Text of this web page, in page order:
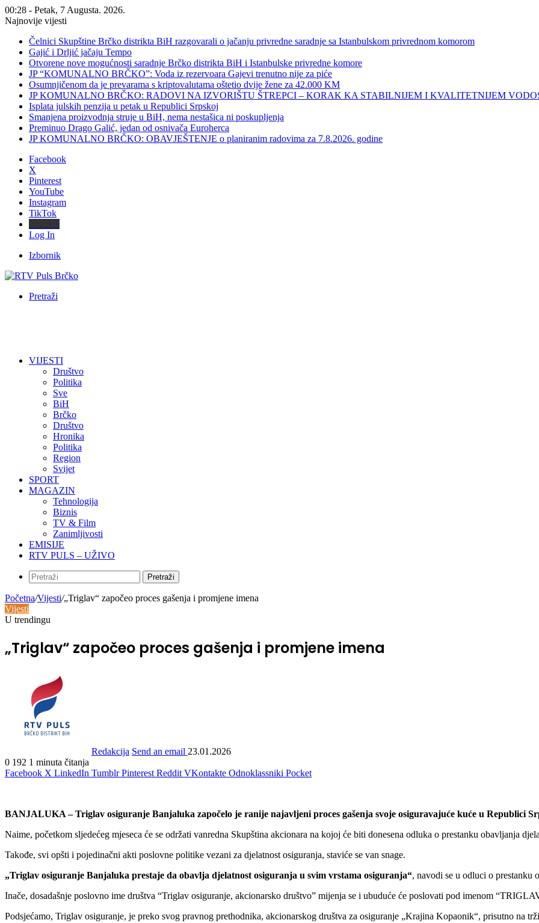
00:28 - Petak, 7 Augusta. 2026.
Najnovije vijesti
Čelnici Skupštine Brčko distrikta BiH razgovarali o jačanju privredne saradnje sa Istanbulskom privrednom komorom
Gajić i Drljić jačaju Tempo
Otvorene nove mogućnosti saradnje Brčko distrikta BiH i Istanbulske privredne komore
JP “KOMUNALNO BRČKO”: Voda iz rezervoara Gajevi trenutno nije za piće
Osumnjičenom da je prevarama s kriptovalutama oštetio dvije žene za 42.000 KM
JP KOMUNALNO BRČKO: RADOVI NA IZVORIŠTU ŠTREPCI – KORAK KA STABILNIJEM I KVALITETNIJEM
Isplata julskih penzija u petak u Republici Srpskoj
Smanjena proizvodnja struje u BiH, nema nestašica ni poskupljenja
Preminuo Drago Galić, jedan od osnivača Euroherca
JP KOMUNALNO BRČKO: OBAVJEŠTENJE o planiranim radovima za 7.8.2026. godine
Facebook
X
Pinterest
YouTube
Instagram
TikTok
Log In
Izbornik
Pretraži
VIJESTI
Društvo
Politika
Sve
BiH
Brčko
Društvo
Hronika
Politika
Region
Svijet
SPORT
MAGAZIN
Tehnologija
Biznis
TV & Film
Zanimljivosti
EMISIJE
RTV PULS – UŽIVO
Pretraži
Početna/Vijesti/„Triglav“ započeo proces gašenja i promjene imena
Vijesti
U trendingu
„Triglav“ započeo proces gašenja i promjene imena
Redakcija Send an email 23.01.2026
0 192 1 minuta čitanja
Facebook X LinkedIn Tumblr Pinterest Reddit VKontakte Odnoklassniki Pocket
BANJALUKA – Triglav osiguranje Banjaluka započelo je ranije najavljeni proces gašenja svoje osiguravajuće kuće u Republici
Naime, početkom sljedećeg mjeseca će se održati vanredna Skupština akcionara na kojoj će biti donesena odluka o prestanku obavljanja
Takođe, svi opšti i pojedinačni akti poslovne politike vezani za djelatnost osiguranja, staviće se van snage.
„Triglav osiguranje Banjaluka prestaje da obavlja djelatnost osiguranja u svim vrstama osiguranja“, navodi se u odluci o prestanku
Inače, dosadašnje poslovno ime društva “Triglav osiguranje, akcionarsko društvo” mijenja se i ubuduće će poslovati pod imenom
Podsjećamo, Triglav osiguranje, je preko svog pravnog prethodnika, akcionarskog društva za osiguranje „Krajina Kopaonik“, prisutno na